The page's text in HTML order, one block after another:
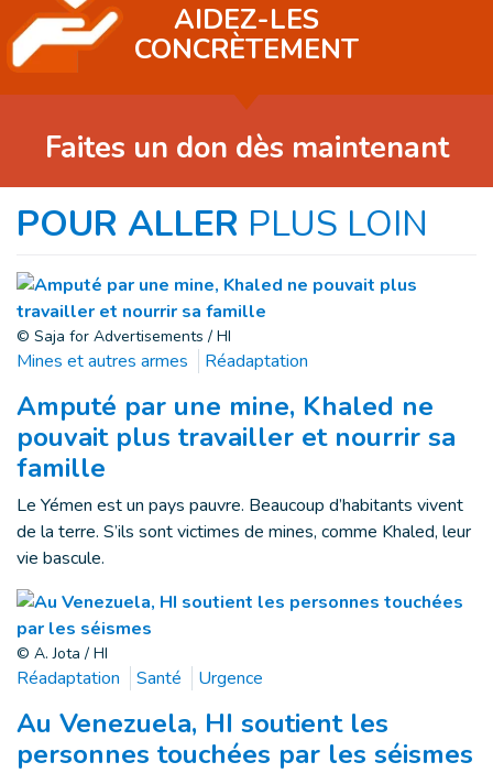
AIDEZ-LES
CONCRÈTEMENT
Faites un don dès maintenant
POUR ALLER PLUS LOIN
© Saja for Advertisements / HI
Mines et autres armes Réadaptation
Amputé par une mine, Khaled ne
pouvait plus travailler et nourrir sa
famille
Le Yémen est un pays pauvre. Beaucoup d’habitants vivent
de la terre. S’ils sont victimes de mines, comme Khaled, leur
vie bascule.
© A. Jota / HI
Réadaptation Santé Urgence
Au Venezuela, HI soutient les
personnes touchées par les séismes